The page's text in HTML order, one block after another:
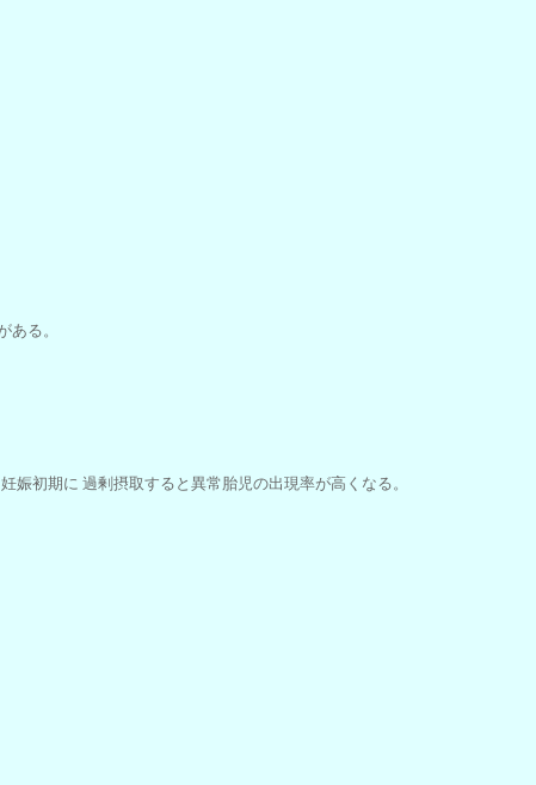
ある。
初期に 過剰摂取すると異常胎児の出現率が高くなる。